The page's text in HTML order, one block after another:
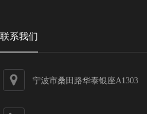
联系我们
宁波市桑田路华泰银座A1303